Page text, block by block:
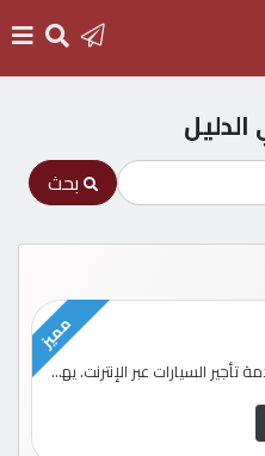
بحث
مميز
كيو رينت هو منصة إلكترونية توفر خدمة تأجير السيارات عبر الإنترنت. يهدف الموقع إلى تسهيل وتحسين عملية استئجار السيارات لل...